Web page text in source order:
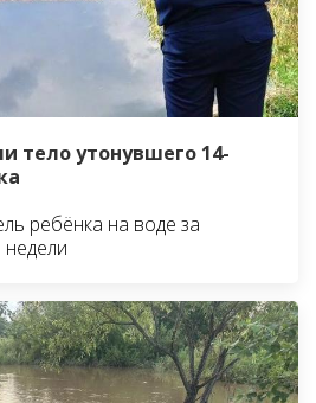
тело утонувшего 14-
ребёнка на воде за